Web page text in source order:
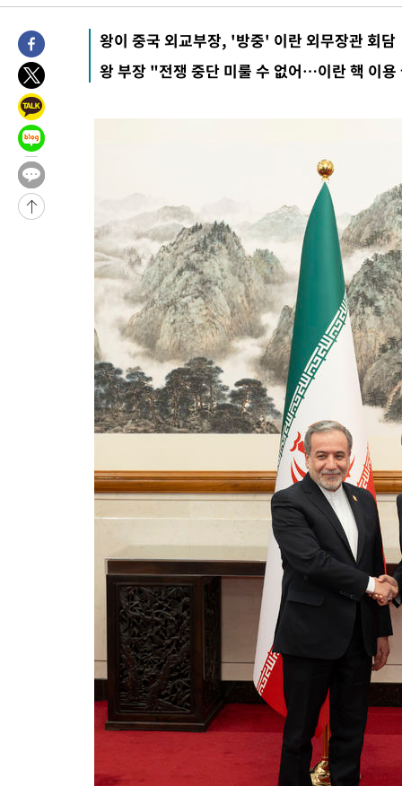
2시간 전 >[속보] 호르무즈 해협 이란-오만 협상 기대속 뉴욕증시 혼조 마감
0.49%↑
-28738초 전 >
[속보]코스닥, 800p 회복…0.26% 오른 801.67 마감
-28668초 전 >
[속보]코스피, 301.88포인트(4.58%) 내린 6296.38 마감
-28533초 전 >
[속보]원·달러 환율, 0.7원 내린 1423.8원 마감
-26132초 전 >
-23177초 전 >
-15778초 전 >
내일까지 39도 '펄펄'…기상청 "태풍 지나며 폭염 잠시 꺾인
-15415초 전 >
트럼프, 한국계 진보 주지사 후보 맹공…"공산주의가 최대 위
-15393초 전 >
"美간섭에 합의 지연"…트럼프, '이란 호르무즈 통제권' 수용
[속보]산업장관 "李정부, 원전 반대 안해…안정 전력 위해 불
[속보]경찰, '홍명보 선임 논란' 대한축구협회·축구회관 등 압
[속보]산업장관 "美무역법 제301조 과잉생산 결과 발표 8월 중
[속보]코스피 매도사이드카 발동…4%대 급락
[속보]전남광주 초대 시민추천 부시장에 백승주·윤난실
서울 열대야 15일째 지속…비공식 '초열대야' 30도 넘어
[속보]코스닥, 2.15포인트(0.27%) 내린 797.44 출발
[속보]코스피, 119.51포인트(1.81%) 내린 6478.75 개장
6월 경상수지 497.3억 달러…두 달 연속 사상 최대
서울 낮 39도 '폭염중대경보'…40도 관측 가능성도
미 워싱턴주 스포캔 시의 통제불능 3개 산불, 방화선 일부 구축
[속보] 호르무즈 해협 이란-오만 협상 기대속 뉴욕증시 혼조 마감
왕이 중국 외교부장, '방중' 이란 외무장관 회담
왕 부장 "전쟁 중단 미룰 수 없어…이란 핵 이